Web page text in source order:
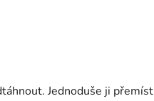
Jednoduše ji